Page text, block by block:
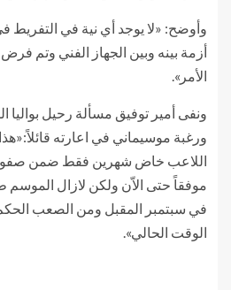
وأوضح: «لا يوجد أي نية في
أزمة بينه وبين الجهاز الفني وتم
الأمر».
ونفى أمير توفيق مسألة رحيل بواليا
ورغبة موسيماني في اعارته
اللاعب خاض شهرين فقط ضمن صفوف
موفقاً حتى الاّن ولكن لازال
في سبتمبر المقبل ومن الصعب
الوقت الحالي».